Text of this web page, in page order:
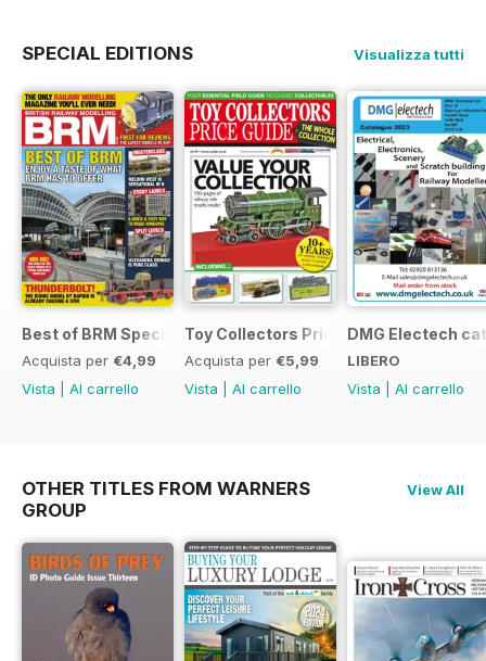
SPECIAL EDITIONS Visualizza tutti
Best of BRM Special Issue
Acquista per €4,99
Vista
Al carrello
Toy Collectors Price Guide (Trains)
Acquista per €5,99
Vista
Al carrello
DMG Electech
LIBERO
Vista
Al carrello
OTHER TITLES FROM WARNERS
GROUP
View All